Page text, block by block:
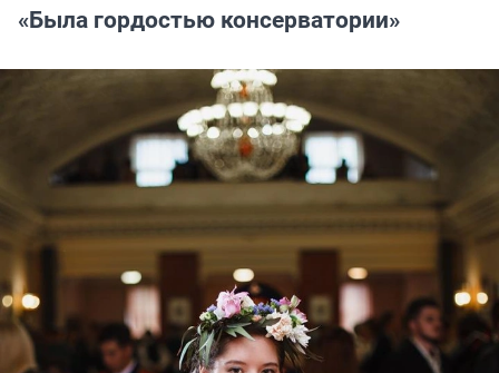
«Была гордостью консерватории»